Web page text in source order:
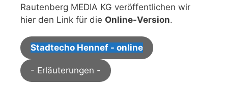
Rautenberg MEDIA KG veröffentlichen wir
hier den Link für die Online-Version.
Stadtecho Hennef - online
- Erläuterungen -